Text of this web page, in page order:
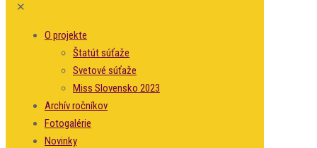
✕
O projekte
Štatút súťaže
Svetové súťaže
Miss Slovensko 2023
Archív ročníkov
Fotogalérie
Novinky